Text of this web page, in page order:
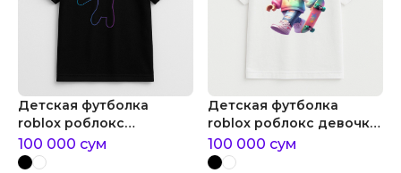
Детская футболка
roblox роблокс
персонаж неон
100 000 сум
Детская футболка
roblox роблокс девочка
со скейтом
100 000 сум